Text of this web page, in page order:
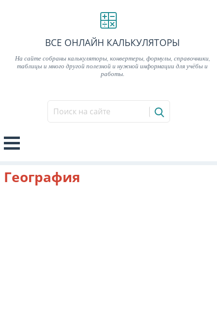
ВСЕ ОНЛАЙН КАЛЬКУЛЯТОРЫ
На сайте собраны калькуляторы, конвертеры, формулы, справочники,
таблицы и много другой полезной и нужной информации для учёбы и
работы.
География